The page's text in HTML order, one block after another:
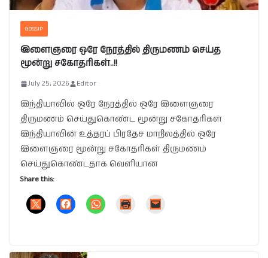
GOSSIP
இளைஞரை ஒரே நேரத்தில் திருமணம் செய்த
மூன்று சகோதரிகள்..!!
July 25, 2026 Editor
இந்தியாவில் ஒரே நேரத்தில் ஒரே இளைஞரை
திருமணம் செய்துகொண்ட மூன்று சகோதரிகள்
இந்தியாவின் உத்தரப் பிரதேச மாநிலத்தில் ஒரே
இளைஞரை மூன்று சகோதரிகள் திருமணம்
செய்துகொண்டதாக வெளியான
Share this: